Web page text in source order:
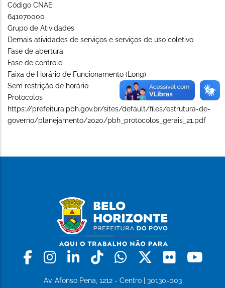
Código CNAE
641070000
Grupo de Atividades
Demais atividades de serviços e serviços de uso coletivo
Fase de abertura
Fase de controle
Faixa de Horário de Funcionamento (Long)
Sem restrição de horário
Protocolos
https://prefeitura.pbh.gov.br/sites/default/files/estrutura-de-
governo/planejamento/2020/pbh_protocolos_gerais_21.pdf
Facebook
Instagram
LinkedinTiktokWhatsapp
X Flickr
Av. Afonso Pena, 1212 - Centro | 30130-003